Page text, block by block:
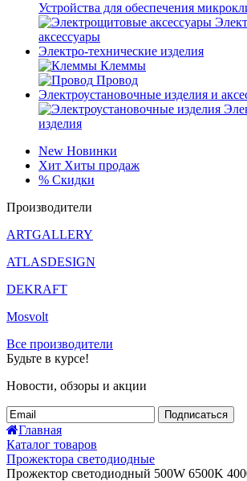
Устройства для обеспечения
аксессуары
Электро-технические изделия
Клеммы
Провод
Электроустановочные изделия и
изделия
New Новинки
Хит Хиты продаж
% Скидки
Производители
ARTGALLERY
ATLASDESIGN
DEKRAFT
Mosvolt
Все производители
Будьте в курсе!
Новости, обзоры и акции
Подписаться
Главная
Каталог товаров
Прожектора светодиодные
Прожектор светодиодный 500W 6500K